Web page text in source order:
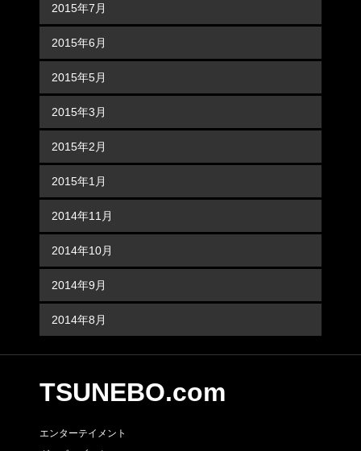
2015年7月
2015年6月
2015年5月
2015年3月
2015年2月
2015年1月
2014年11月
2014年10月
2014年9月
2014年8月
TSUNEBO.com
エンターテイメント